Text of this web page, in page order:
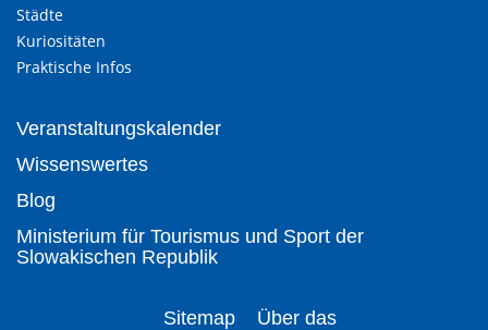
Städte
Kuriositäten
Praktische Infos
Veranstaltungskalender
Wissenswertes
Blog
Ministerium für Tourismus und Sport der
Slowakischen Republik
Sitemap
Über das